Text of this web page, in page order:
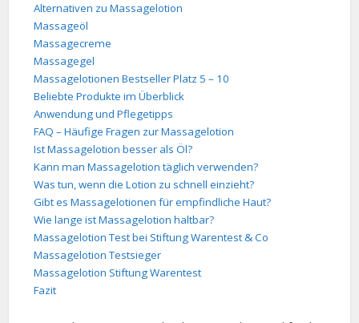
Alternativen zu Massagelotion
Massageöl
Massagecreme
Massagegel
Massagelotionen Bestseller Platz 5 – 10
Beliebte Produkte im Überblick
Anwendung und Pflegetipps
FAQ – Häufige Fragen zur Massagelotion
Ist Massagelotion besser als Öl?
Kann man Massagelotion täglich verwenden?
Was tun, wenn die Lotion zu schnell einzieht?
Gibt es Massagelotionen für empfindliche Haut?
Wie lange ist Massagelotion haltbar?
Massagelotion Test bei Stiftung Warentest & Co
Massagelotion Testsieger
Massagelotion Stiftung Warentest
Fazit